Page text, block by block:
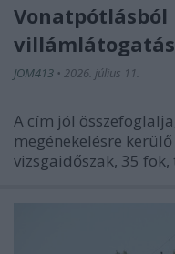
villámlátogatás
JOM413 • 2026. július 11.
A cím jól
megénekelésre
vizsgaidőszak, 35